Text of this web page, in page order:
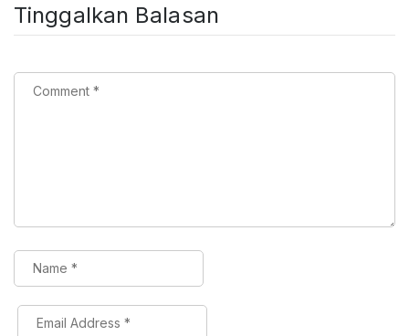
Tinggalkan Balasan